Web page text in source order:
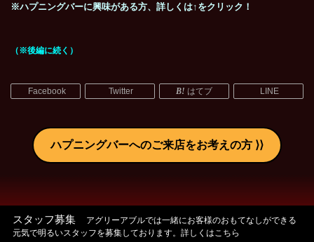
※ハプニングバーに興味がある方、詳しくは↑をクリック！
（※後編に続く）
Facebook Twitter はてブ LINE
ハプニングバーへのご来店をお考えの方
スタッフ募集
アグリーアブルでは一緒にお客様のおもてなしができる
元気で明るいスタッフを募集しております。詳しくはこちら